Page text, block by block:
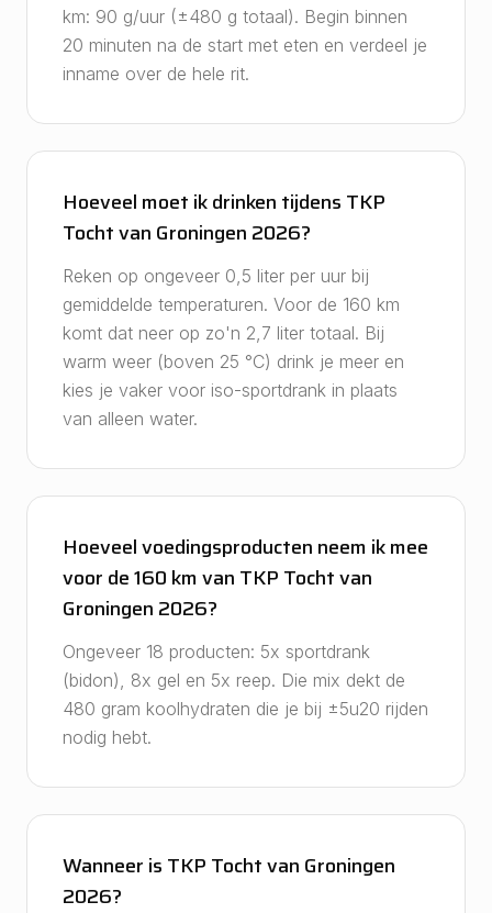
km: 90 g/uur (±480 g totaal). Begin binnen
20 minuten na de start met eten en verdeel je
inname over de hele rit.
Hoeveel moet ik drinken tijdens TKP
Tocht van Groningen 2026?
Reken op ongeveer 0,5 liter per uur bij
gemiddelde temperaturen. Voor de 160 km
komt dat neer op zo'n 2,7 liter totaal. Bij
warm weer (boven 25 °C) drink je meer en
kies je vaker voor iso-sportdrank in plaats
van alleen water.
Hoeveel voedingsproducten neem ik mee
voor de 160 km van TKP Tocht van
Groningen 2026?
Ongeveer 18 producten: 5x sportdrank
(bidon), 8x gel en 5x reep. Die mix dekt de
480 gram koolhydraten die je bij ±5u20 rijden
nodig hebt.
Wanneer is TKP Tocht van Groningen
2026?